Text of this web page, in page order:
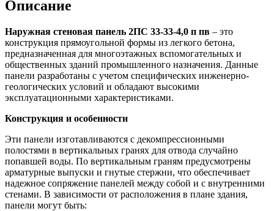
Описание
Наружная стеновая панель 2ПС 33-33-4,0 п пв – это
конструкция прямоугольной формы из легкого бетона,
предназначенная для многоэтажных вспомогательных и
общественных зданий промышленного назначения. Данные
панели разработаны с учетом специфических инженерно-
геологических условий и обладают высокими
эксплуатационными характеристиками.
Конструкция и особенности
Эти панели изготавливаются с декомпрессионными
полостями в вертикальных гранях для отвода случайно
попавшей воды. По вертикальным граням предусмотрены
арматурные выпуски и гнутые стержни, что обеспечивает
надежное сопряжение панелей между собой и с внутренними
стенами. В зависимости от расположения в плане здания,
панели могут быть: